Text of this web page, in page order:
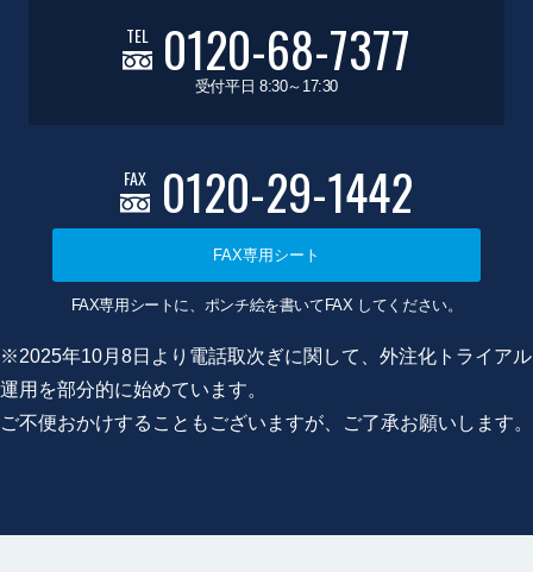
TEL 0120-68-7377
受付平日 8:30～17:30
FAX 0120-29-1442
FAX専用シート
FAX専用シートに、ポンチ絵を書いてFAX してください。
※2025年10月8日より電話取次ぎに関して、外注化トライアル
運用を部分的に始めています。
ご不便おかけすることもございますが、ご了承お願いします。